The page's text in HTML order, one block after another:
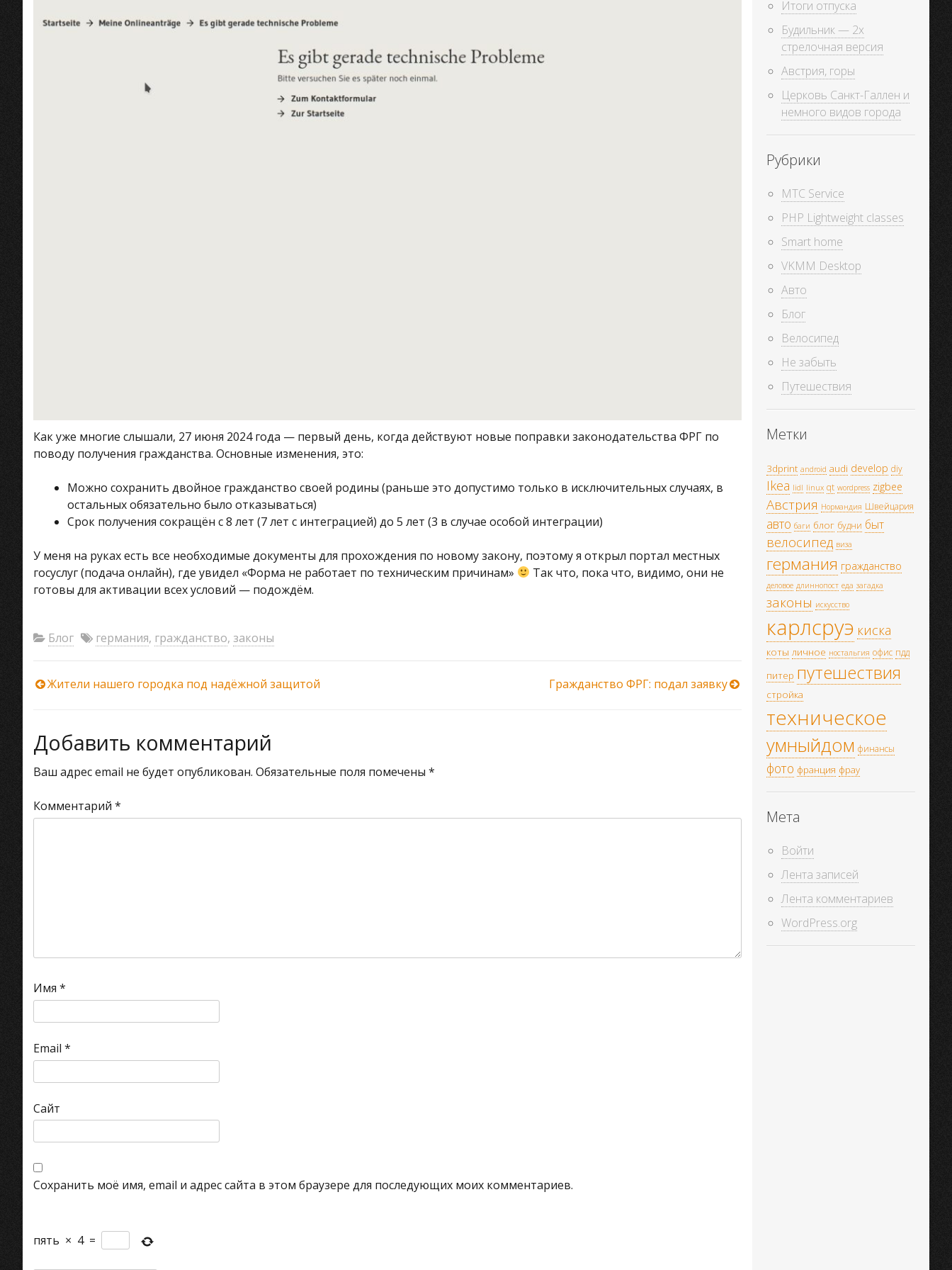
Как уже многие слышали, 27 июня 2024 года — первый день, когда действуют новые поправки законодательства ФРГ по
поводу получения гражданства. Основные изменения, это:
Можно сохранить двойное гражданство своей родины (раньше это допустимо только в исключительных случаях, в
остальных обязательно было отказываться)
Срок получения сокращён с 8 лет (7 лет с интеграцией) до 5 лет (3 в случае особой интеграции)
У меня на руках есть все необходимые документы для прохождения по новому закону, поэтому я открыл портал местных
госуслуг (подача онлайн), где увидел «Форма не работает по техническим причинам»
Так что, пока что, видимо, они не
готовы для активации всех условий — подождём.
Блог германия, гражданство, законы
Навигация
записям
Жители нашего городка под надёжной защитой Гражданство ФРГ: подал заявку
Добавить комментарий
Ваш адрес email не будет опубликован. Обязательные поля помечены *
Комментарий *
Имя *
Email *
Сайт
Сохранить моё имя, email и адрес сайта в этом браузере для последующих моих комментариев.
пять × 4 =
Итоги отпуска
Будильник — 2х
стрелочная версия
Австрия, горы
Церковь Санкт-Галлен и
немного видов города
Рубрики
MTC Service
PHP Lightweight classes
Smart home
VKMM Desktop
Авто
Блог
Велосипед
Не забыть
Путешествия
Метки
3dprint android audi develop diy
Ikea lidl linux qt wordpress zigbee
Австрия Нормандия Швейцария
авто баги блог будни быт
велосипед виза
германия гражданство
деловое длиннопост еда загадка
законы искусство
карлсруэ киска
коты личное ностальгия офис пдд
питер путешествия
стройка
техническое
умныйдом финансы
фото франция фрау
Мета
Войти
Лента записей
Лента комментариев
WordPress.org